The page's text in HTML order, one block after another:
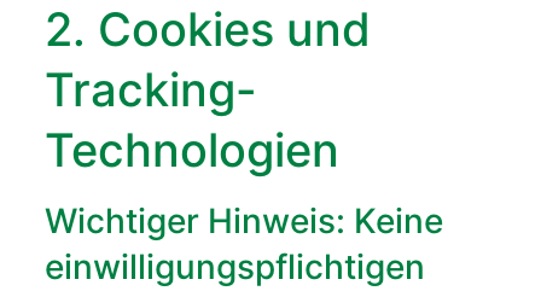
2. Cookies und
Tracking-
Technologien
Wichtiger Hinweis: Keine
einwilligungspflichtigen